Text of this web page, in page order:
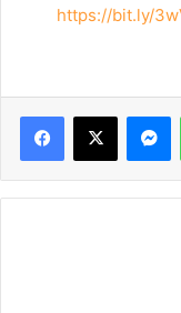
https://bit.ly/
Facebook
X